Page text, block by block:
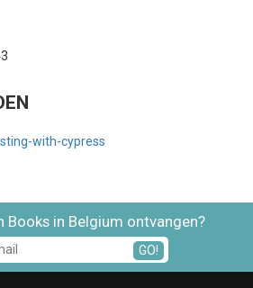
with-cypress
Books in Belgium ontvangen?
GO!